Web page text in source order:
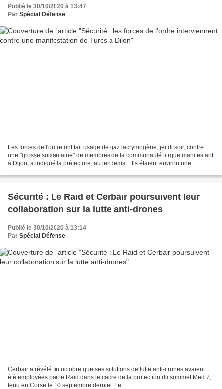
Publié le 30/10/2020 à 13:47
Par Spécial Défense
Les forces de l'ordre ont fait usage de gaz lacrymogène, jeudi soir, contre
une "grosse soixantaine" de membres de la communauté turque manifestant
à Dijon, a indiqué la préfecture, au lendema... Ils étaient environ une
Sécurité : Le Raid et Cerbair poursuivent leur
collaboration sur la lutte anti-drones
Publié le 30/10/2020 à 13:14
Par Spécial Défense
Cerbair a révélé fin octobre que ses solutions de lutte anti-drones avaient
été employées par le Raid dans le cadre de la protection du sommet Med 7,
tenu en Corse le 10 septembre dernier. Le...